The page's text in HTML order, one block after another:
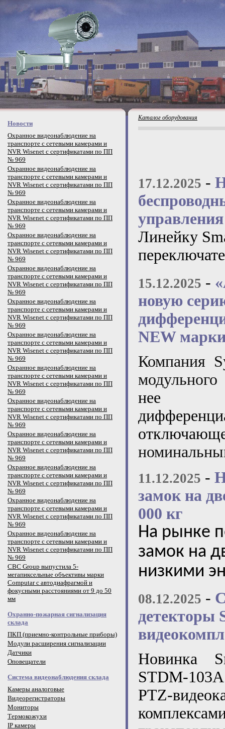
Новости
Охранное видеонаблюдение на
транспорте с сетевыми камерами и
NVR Wisenet с сертификатами по ПП
№ 969
Охранное видеонаблюдение на
транспорте с сетевыми камерами и
NVR Wisenet с сертификатами по ПП
№ 969
Охранное видеонаблюдение на
транспорте с сетевыми камерами и
NVR Wisenet с сертификатами по ПП
№ 969
Охранное видеонаблюдение на
транспорте с сетевыми камерами и
NVR Wisenet с сертификатами по ПП
№ 969
Охранное видеонаблюдение на
транспорте с сетевыми камерами и
NVR Wisenet с сертификатами по ПП
№ 969
Охранное видеонаблюдение на
транспорте с сетевыми камерами и
NVR Wisenet с сертификатами по ПП
№ 969
Охранное видеонаблюдение на
транспорте с сетевыми камерами и
NVR Wisenet с сертификатами по ПП
№ 969
Охранное видеонаблюдение на
транспорте с сетевыми камерами и
NVR Wisenet с сертификатами по ПП
№ 969
Охранное видеонаблюдение на
транспорте с сетевыми камерами и
NVR Wisenet с сертификатами по ПП
№ 969
Охранное видеонаблюдение на
транспорте с сетевыми камерами и
NVR Wisenet с сертификатами по ПП
№ 969
Охранное видеонаблюдение на
транспорте с сетевыми камерами и
NVR Wisenet с сертификатами по ПП
№ 969
Охранное видеонаблюдение на
транспорте с сетевыми камерами и
NVR Wisenet с сертификатами по ПП
№ 969
Охранное видеонаблюдение на
транспорте с сетевыми камерами и
NVR Wisenet с сертификатами по ПП
№ 969
CBC Group выпустила 5-
мегапиксельные объективы марки
Computar с автодиафрагмой и
фокусными расстояниями от 9 до 50
мм
Охранно-пожарная сигнализация
склада
ПКП (приемно-контрольные приборы)
Модули расширения сигнализации
Датчики
Оповещатели
Система видеонаблюдения склада
Камеры аналоговые
Видеорегистраторы
Мониторы
Термокожухи
IP камеры
Каталог оборудования
17.12.2025 -
Линейку
15.12.2025 -
новую
NEW
Компания
нее
11.12.2025 -
замок на
000 кг
На рынке
замок на
низкими
08.12.2025 -
детекторы
Новинка
STDM-
PTZ-